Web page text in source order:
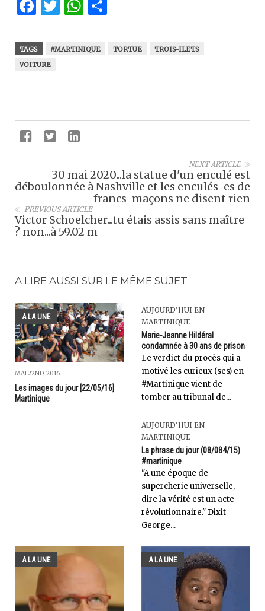
Facebook
Twitter
WhatsApp
TAGS #MARTINIQUE TORTUE
TROIS-ILETS
VOITURE
NEXT ARTICLE
30 mai 2020...la statue d'un enculé est
déboulonnée à Nashville et les enculés-es de
francs-maçons ne disent rien
PREVIOUS ARTICLE
Victor Schoelcher...tu étais assis sans maître
? non...à 59.02 m
A LIRE AUSSI SUR LE MÊME SUJET
A LA UNE
MAI 22ND, 2016
Les images du jour [22/05/16]
Martinique
AUJOURD'HUI EN
MARTINIQUE
Marie-Jeanne Hildéral
condamnée à 30 ans de prison
Le verdict du procès qui a
motivé les curieux (ses) en
#Martinique vient de
tomber au tribunal de...
AUJOURD'HUI EN
MARTINIQUE
La phrase du jour (08/084/15)
#martinique
"A une époque de
supercherie universelle,
dire la vérité est un acte
révolutionnaire." Dixit
George...
A LA UNE A LA UNE